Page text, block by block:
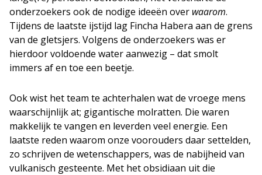
onderzoekers ook de nodige ideeën over waarom.
Tijdens de laatste ijstijd lag Fincha Habera aan de grens
van de gletsjers. Volgens de onderzoekers was er
hierdoor voldoende water aanwezig – dat smolt
immers af en toe een beetje.
Ook wist het team te achterhalen wat de vroege mens
waarschijnlijk at; gigantische molratten. Die waren
makkelijk te vangen en leverden veel energie. Een
laatste reden waarom onze voorouders daar settelden,
zo schrijven de wetenschappers, was de nabijheid van
vulkanisch gesteente. Met het obsidiaan uit die